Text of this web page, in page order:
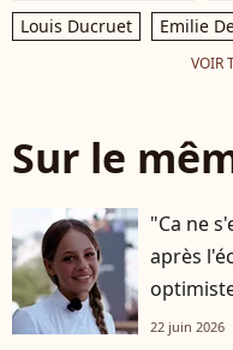
Louis Ducruet
Emilie
VOIR
Sur le
"Ca ne
après
22 juin 2026